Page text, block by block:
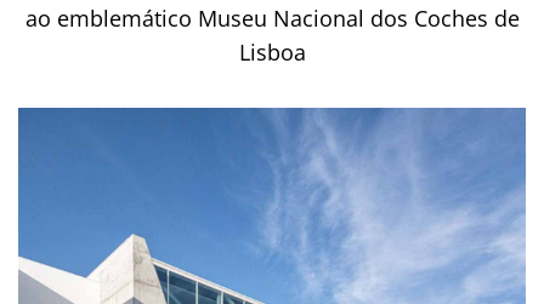
ao emblemático Museu Nacional dos Coches de
Lisboa